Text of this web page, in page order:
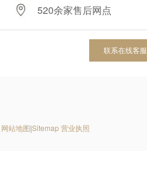
520余家售后网点
联系在线客服
网站地图|Sitemap 营业执照